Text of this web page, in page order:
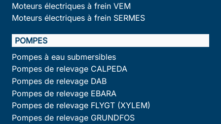
Moteurs électriques à frein VEM
Moteurs électriques à frein SERMES
POMPES
Pompes à eau submersibles
Pompes de relevage CALPEDA
Pompes de relevage DAB
Pompes de relevage EBARA
Pompes de relevage FLYGT (XYLEM)
Pompes de relevage GRUNDFOS